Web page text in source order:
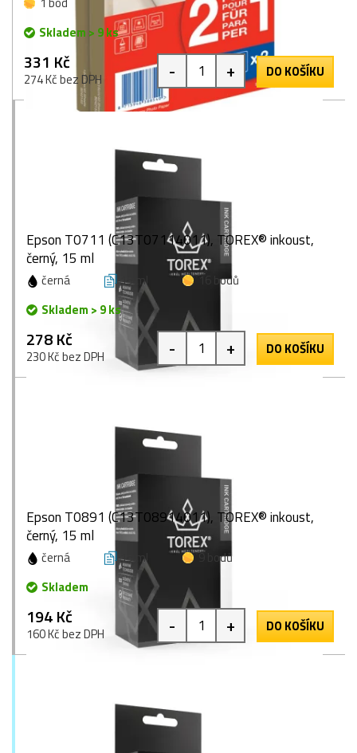
Skladem > 9 ks
331 Kč
274 Kč bez DPH - + DO KOŠÍKU
Epson T0711 (C13T07114011), TOREX® inkoust,
černý, 15 ml
černá 15 ml
16 bodů
Skladem > 9 ks
278 Kč
230 Kč bez DPH - + DO KOŠÍKU
Epson T0891 (C13T08914011), TOREX® inkoust,
černý, 15 ml
černá 15 ml
9 bodů
Skladem
194 Kč
160 Kč bez DPH - + DO KOŠÍKU